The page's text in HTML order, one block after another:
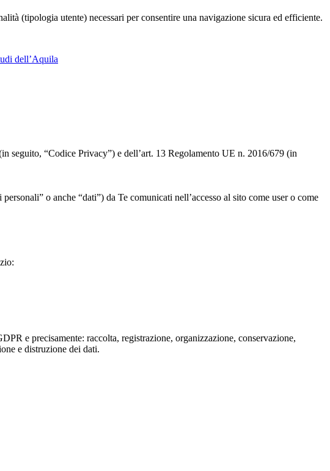
(tipologia utente) necessari per consentire una navigazione sicura ed efficiente.
dell’Aquila
seguito, “Codice Privacy”) e dell’art. 13 Regolamento UE n. 2016/679 (in
o anche “dati”) da Te comunicati nell’accesso al sito come user o come
e precisamente: raccolta, registrazione, organizzazione, conservazione,
e distruzione dei dati.